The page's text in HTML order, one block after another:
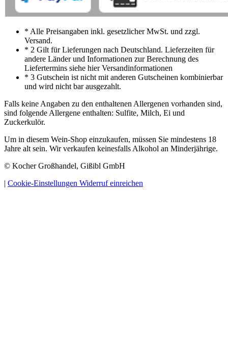
* Alle Preisangaben inkl. gesetzlicher MwSt. und zzgl.
Versand.
* 2 Gilt für Lieferungen nach Deutschland. Lieferzeiten für
andere Länder und Informationen zur Berechnung des
Liefertermins siehe hier Versandinformationen
* 3 Gutschein ist nicht mit anderen Gutscheinen kombinierbar
und wird nicht bar ausgezahlt.
Falls keine Angaben zu den enthaltenen Allergenen vorhanden sind,
sind folgende Allergene enthalten: Sulfite, Milch, Ei und
Zuckerkulör.
Um in diesem Wein-Shop einzukaufen, müssen Sie mindestens 18
Jahre alt sein. Wir verkaufen keinesfalls Alkohol an Minderjährige.
© Kocher Großhandel, Gißibl GmbH
| Cookie-Einstellungen Widerruf einreichen